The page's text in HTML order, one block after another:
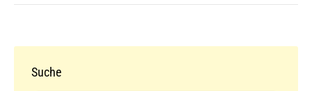
Suche